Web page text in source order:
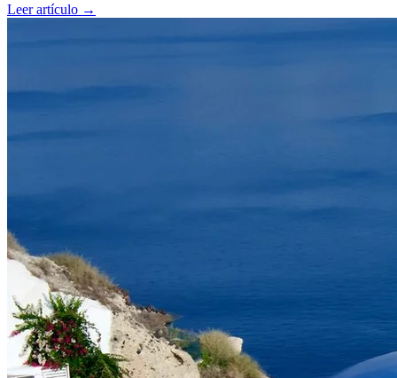
Leer artículo →